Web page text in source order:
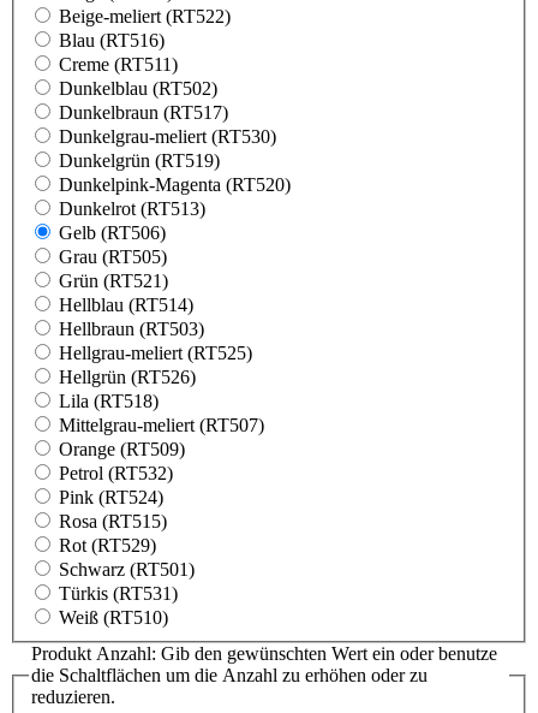
Beige-meliert (RT522)
Blau (RT516)
Creme (RT511)
Dunkelblau (RT502)
Dunkelbraun (RT517)
Dunkelgrau-meliert (RT530)
Dunkelgrün (RT519)
Dunkelpink-Magenta (RT520)
Dunkelrot (RT513)
Gelb (RT506)
Grau (RT505)
Grün (RT521)
Hellblau (RT514)
Hellbraun (RT503)
Hellgrau-meliert (RT525)
Hellgrün (RT526)
Lila (RT518)
Mittelgrau-meliert (RT507)
Orange (RT509)
Petrol (RT532)
Pink (RT524)
Rosa (RT515)
Rot (RT529)
Schwarz (RT501)
Türkis (RT531)
Weiß (RT510)
Produkt Anzahl: Gib den gewünschten Wert ein oder benutze
die Schaltflächen um die Anzahl zu erhöhen oder zu
reduzieren.